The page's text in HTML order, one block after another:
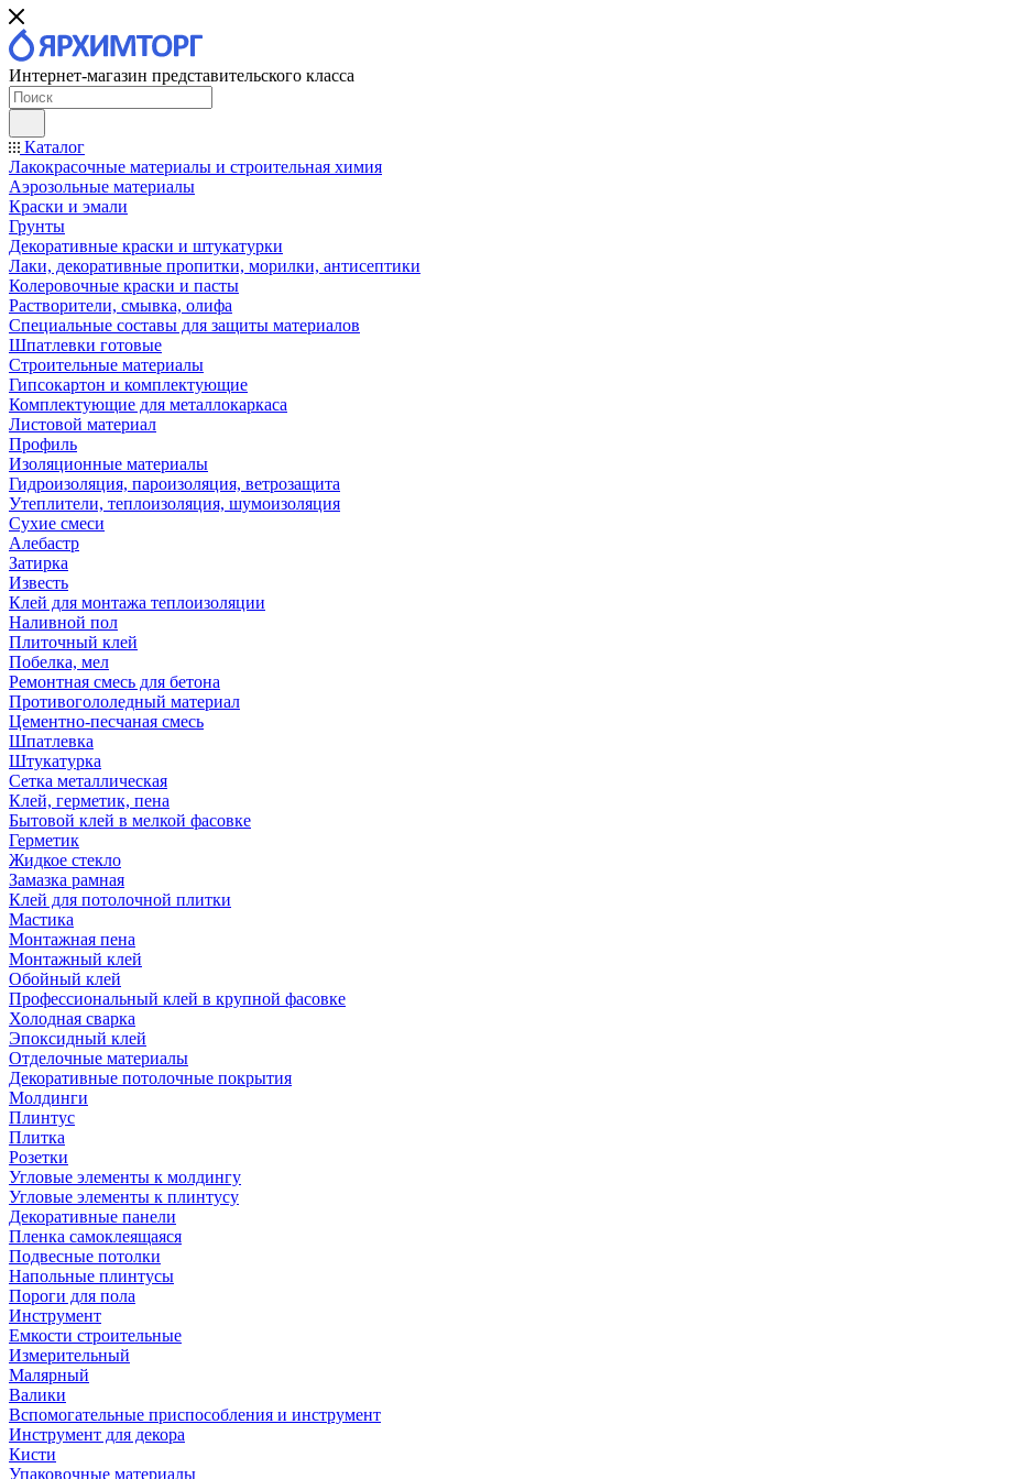
Интернет-магазин представительского класса
Каталог
Лакокрасочные материалы и строительная химия
Аэрозольные материалы
Краски и эмали
Грунты
Декоративные краски и штукатурки
Лаки, декоративные пропитки, морилки, антисептики
Колеровочные краски и пасты
Растворители, смывка, олифа
Специальные составы для защиты материалов
Шпатлевки готовые
Строительные материалы
Гипсокартон и комплектующие
Комплектующие для металлокаркаса
Листовой материал
Профиль
Изоляционные материалы
Гидроизоляция, пароизоляция, ветрозащита
Утеплители, теплоизоляция, шумоизоляция
Сухие смеси
Алебастр
Затирка
Известь
Клей для монтажа теплоизоляции
Наливной пол
Плиточный клей
Побелка, мел
Ремонтная смесь для бетона
Противогололедный материал
Цементно-песчаная смесь
Шпатлевка
Штукатурка
Сетка металлическая
Клей, герметик, пена
Бытовой клей в мелкой фасовке
Герметик
Жидкое стекло
Замазка рамная
Клей для потолочной плитки
Мастика
Монтажная пена
Монтажный клей
Обойный клей
Профессиональный клей в крупной фасовке
Холодная сварка
Эпоксидный клей
Отделочные материалы
Декоративные потолочные покрытия
Молдинги
Плинтус
Плитка
Розетки
Угловые элементы к молдингу
Угловые элементы к плинтусу
Декоративные панели
Пленка самоклеящаяся
Подвесные потолки
Напольные плинтусы
Пороги для пола
Инструмент
Емкости строительные
Измерительный
Малярный
Валики
Вспомогательные приспособления и инструмент
Инструмент для декора
Кисти
Упаковочные материалы